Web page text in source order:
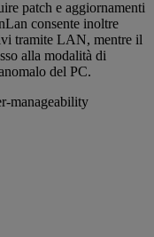
patch e aggiornamenti
consente inoltre
tramite LAN, mentre il
alla modalità di
del PC.